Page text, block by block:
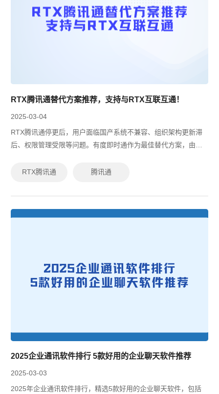
RTX腾讯通替代方案推荐，支持与RTX互联互通！
2025-03-04
RTX腾讯通停更后，用户面临国产系统不兼容、组织架构更新滞
后、权限管理受限等问题。有度即时通作为最佳替代方案，由原
UOS等国产系统，具备灵活权限...
RTX腾讯通 腾讯通
2025企业通讯软件排行 5款好用的企业聊天软件推荐
2025-03-03
2025年企业通讯软件排行，精选5款好用的企业聊天软件，包括